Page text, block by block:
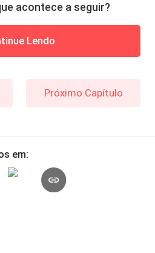
acontece a seguir?
Lendo
Próximo Capítulo
em: